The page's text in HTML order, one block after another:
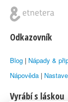
Odkazovník
Blog | Nápady &
Nápověda |
Vyrábí s láskou